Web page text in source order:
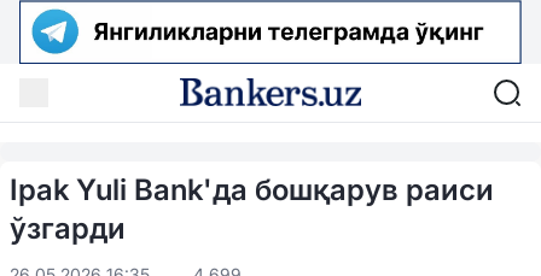
Ipak Yuli Bank'да бошқарув раиси
ўзгарди